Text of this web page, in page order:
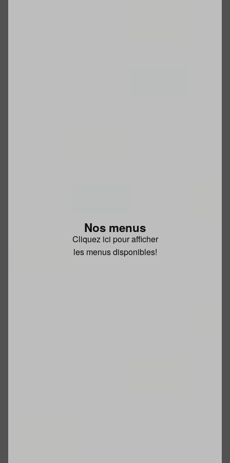
Nos menus
Cliquez ici pour afficher
les menus disponibles!